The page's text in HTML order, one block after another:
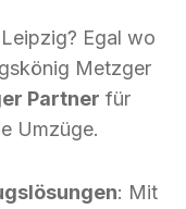
Egal wo
Metzger
Partner für
Umzüge.
: Mit